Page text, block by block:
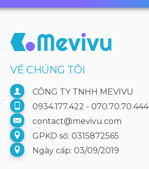
VỀ CHÚNG TÔI
CÔNG TY TNHH MEVIVU
0934.177.422 - 070.70.70.444
contact@mevivu.com
GPKD số: 0315872565
Ngày cấp: 03/09/2019